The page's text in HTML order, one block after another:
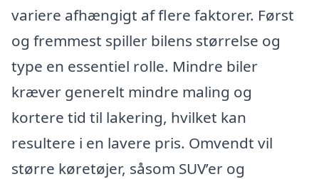
variere afhængigt af flere faktorer. Først
og fremmest spiller bilens størrelse og
type en essentiel rolle. Mindre biler
kræver generelt mindre maling og
kortere tid til lakering, hvilket kan
resultere i en lavere pris. Omvendt vil
større køretøjer, såsom SUV’er og